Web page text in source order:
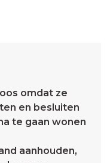
omdat ze
en besluiten
te gaan wonen
aanhouden,